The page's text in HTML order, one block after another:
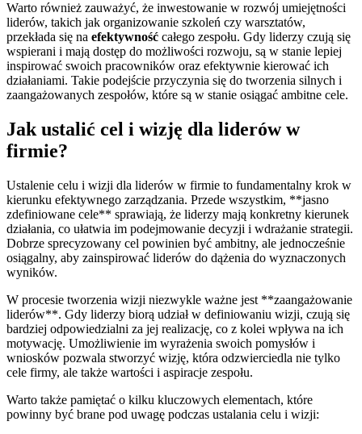
Warto również zauważyć, że inwestowanie w rozwój umiejętności
liderów, takich jak organizowanie szkoleń czy warsztatów,
przekłada się na efektywność całego zespołu. Gdy liderzy czują się
wspierani i mają dostęp do możliwości rozwoju, są w stanie lepiej
inspirować swoich pracowników oraz efektywnie kierować ich
działaniami. Takie podejście przyczynia się do tworzenia silnych i
zaangażowanych zespołów, które są w stanie osiągać ambitne cele.
Jak ustalić cel i wizję dla liderów w
firmie?
Ustalenie celu i wizji dla liderów w firmie to fundamentalny krok w
kierunku efektywnego zarządzania. Przede wszystkim, **jasno
zdefiniowane cele** sprawiają, że liderzy mają konkretny kierunek
działania, co ułatwia im podejmowanie decyzji i wdrażanie strategii.
Dobrze sprecyzowany cel powinien być ambitny, ale jednocześnie
osiągalny, aby zainspirować liderów do dążenia do wyznaczonych
wyników.
W procesie tworzenia wizji niezwykle ważne jest **zaangażowanie
liderów**. Gdy liderzy biorą udział w definiowaniu wizji, czują się
bardziej odpowiedzialni za jej realizację, co z kolei wpływa na ich
motywację. Umożliwienie im wyrażenia swoich pomysłów i
wniosków pozwala stworzyć wizję, która odzwierciedla nie tylko
cele firmy, ale także wartości i aspiracje zespołu.
Warto także pamiętać o kilku kluczowych elementach, które
powinny być brane pod uwagę podczas ustalania celu i wizji: